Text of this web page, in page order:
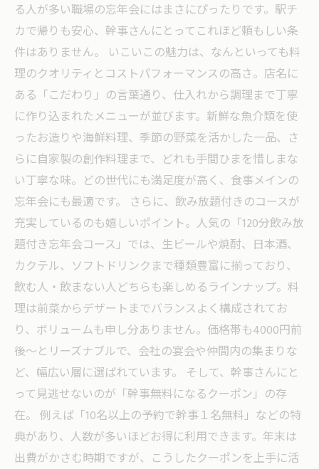
る人が多い職場の忘年会にはまさにぴったりです。駅チ
カで帰りも安心、幹事さんにとってこれほど頼もしい条
件はありません。 いこいこの魅力は、なんといっても料
理のクオリティとコストパフォーマンスの高さ。店名に
ある「こだわり」の言葉通り、仕入れから調理まで丁寧
に作り込まれたメニューが並びます。新鮮な魚介類を使
ったお造りや海鮮料理、季節の野菜を活かした一品、さ
らに自家製の創作料理まで、どれも手間ひまを惜しまな
い丁寧な味。どの世代にも満足度が高く、食事メインの
忘年会にも最適です。 さらに、飲み放題付きのコースが
充実しているのも嬉しいポイント。人気の「120分飲み放
題付き忘年会コース」では、生ビールや焼酎、日本酒、
カクテル、ソフトドリンクまで種類豊富に揃っており、
飲む人・飲まない人どちらも楽しめるラインナップ。料
理は前菜からデザートまでバランスよく構成されてお
り、ボリュームも申し分ありません。価格帯も4000円前
後〜とリーズナブルで、会社の宴会や仲間内の集まりな
ど、幅広い層に選ばれています。 そして、幹事さんにと
って見逃せないのが「幹事無料になるクーポン」の存
在。 例えば「10名以上の予約で幹事１名無料」などの特
典があり、人数が多いほどお得に利用できます。年末は
出費がかさむ時期ですが、こうしたクーポンを上手に活